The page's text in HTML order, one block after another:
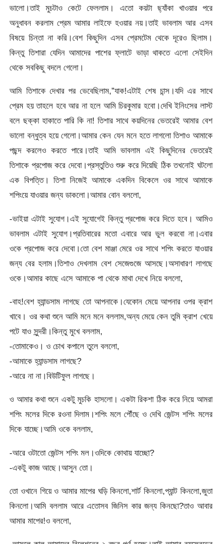
ভালো।তাই মুচটাও কেটে ফেললাম। এতো কয়টা ছ্যাঁকা খাওয়ার পরে
অনুধাবন করলাম প্রেম আমার লাইফে হওয়ার নয়।তাই ভাবলাম আর এসব
বিষয়ে চিন্তা না করি।বেশ কিছুদিন এসব প্রেমটেম থেকে দূরেও ছিলাম।
কিন্তু তিশারা যেদিন আমাদের পাশের ফ্লাটে ভাড়া থাকতে এলো সেইদিন
থেকে সবকিছু বদলে গেলো।
আমি তিশাকে দেখার পর ভেবেছিলাম,”যাক!এটাই শেষ চান্স।যদি এর সাথে
প্রেম হয় তাহলে হবে আর না হলে আমি চিরকুমার হবো।দেখি ইনিংসের লাস্ট
বলে ছক্কা হাকাতে পারি কি না! তিশার সাথে কয়দিনের ভেতরেই আমার বেশ
ভালো বন্ধুত্ব হয়ে গেলো।আমার কেন যেন মনে হতে লাগলো তিশাও আমাকে
পছন্দ করলেও করতে পারে।তাই আমি ভাবলাম এই কিছুদিনের ভেতরেই
তিশাকে প্রপোজ করে দেবো।প্রস্তুতিও শুরু করে দিয়েছি ঠিক তখনোই ঘটলো
এক বিপত্তি। তিশা নিজেই আমাকে একদিন বিকেলে ওর সাথে আমাকে
শপিংয়ে যাওয়ার জন্য ডাকলো।আমার বোন বললো,
-ভাইয়া এটাই সুযোগ।এই সুযোগেই কিন্তু প্রপোজ করে দিতে হবে। আমিও
ভাবলাম এটাই সুযোগ।প্রতিবারের মতো এবারে আর ভুল করবো না।এবার
ওকে প্রপোজ করে দেবো।তো বেশ মাঞ্জা মেরে ওর সাথে শপিং করতে যাওয়ার
জন্য বের হলাম।তিশাও দেখলাম বেশ সেজেগুজে আসছে।অসাধারণ লাগছে
ওকে।আমার কাছে এসে আমাকে পা থেকে মাথা দেখে নিয়ে বললো,
-বাহ!বেশ হ্যান্ডসাম লাগছে তো আপনাকে।যেকোন মেয়ে আপনার ওপর ক্রাশ
খাবে। ওর কথা শুনে আমি মনে মনে বললাম,অন্য মেয়ে কেন তুমি ক্রাশ খেয়ে
পটে যাও সুন্দরী।কিন্তু মুখে বললাম,
-তোমাকেও। ও চোখ কপালে তুলে বললো,
-আমাকে হ্যান্ডসাম লাগছে?
-আরে না না।বিউটিফুল লাগছে।
ও আমার কথা শুনে একটু মুচকি হাসলো। একটা রিকশা ঠিক করে নিয়ে আমরা
শপিং মলের দিকে রওনা দিলাম।শপিং মলে পৌঁছে ও দেখি জেন্টস শপিং মলের
দিকে যাচ্ছে।আমি ওকে বললাম,
-আরে ওটাতো জেন্টস শপিং মল।ওদিকে কোথায় যাচ্ছো?
-একটু কাজ আছে।আসুন তো।
তো ওখানে গিয়ে ও আমার মাপের ঘড়ি কিনলো,শার্ট কিনলো,প্যান্ট কিনলো,জুতা
কিনলো।আমি বললাম আরে এতোসব জিনিস কার জন্য কিনছো?তাও আবার
আমার মাপের!ও বললো,